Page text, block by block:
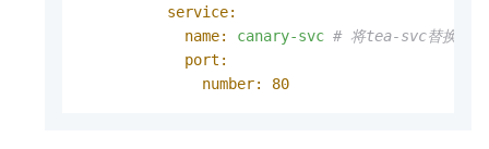
service:
name:
canary-svc # 将tea-svc替换为
port:
number:
80